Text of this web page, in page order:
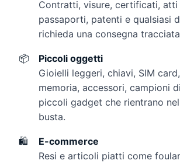
Contratti, visure, certificati, atti
passaporti, patenti e qualsiasi
richieda una consegna
📦
Piccoli oggetti
Gioielli leggeri, chiavi, SIM
memoria, accessori, campioni
piccoli gadget che rientrano
busta.
🛍️
E-commerce
Resi e articoli piatti come